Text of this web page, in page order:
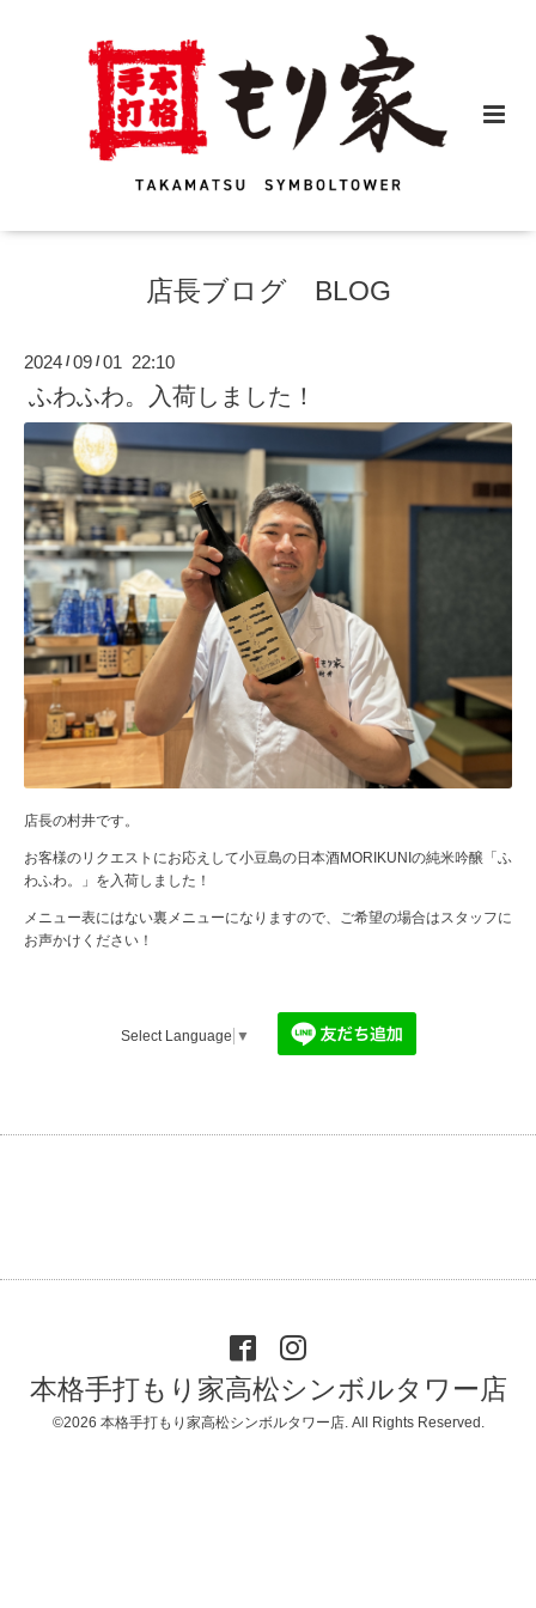
店長ブログ BLOG
2024 /09 /01 22:10
ふわふわ。入荷しました！
店長の村井です。
お客様のリクエストにお応えして小豆島の日本酒MORIKUNIの純米吟醸「ふ
わふわ。」を入荷しました！
メニュー表にはない裏メニューになりますので、ご希望の場合はスタッフに
お声かけください！
Select Language ▼
本格手打もり家高松シンボルタワー店
©2026 本格手打もり家高松シンボルタワー店. All Rights Reserved.